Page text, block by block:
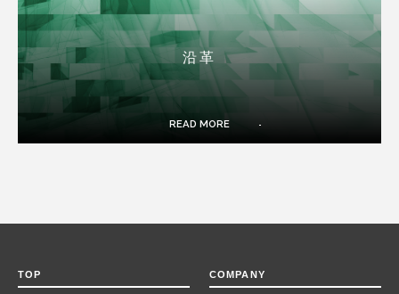
沿革
READ MORE
TOP COMPANY